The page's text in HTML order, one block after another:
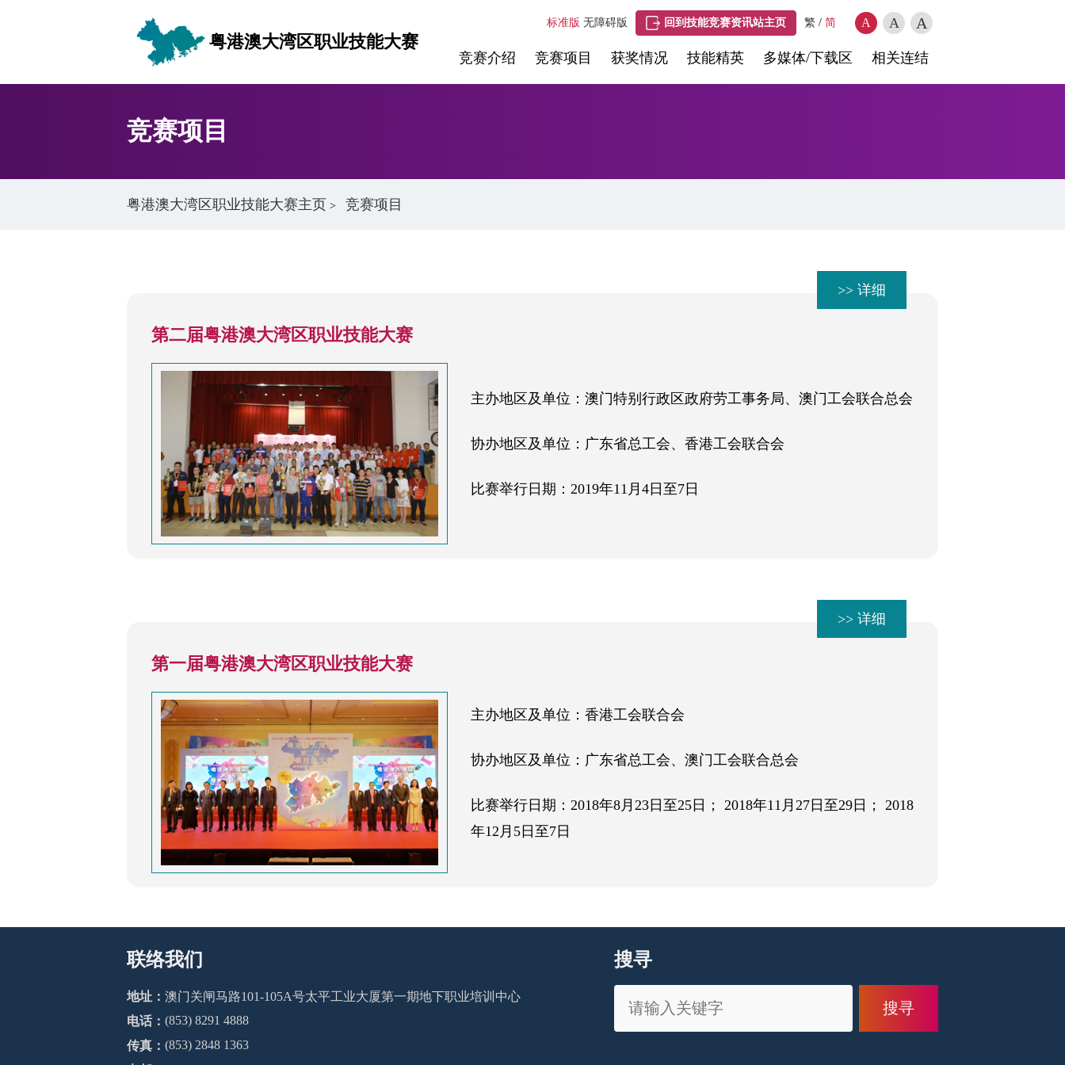
粤港澳大湾区职业技能大赛
标准版 无障碍版 回到技能竞赛资讯站主页 繁 / 简 A A A
竞赛介绍 竞赛项目 获奖情况 技能精英 多媒体/下载区 相关连结
竞赛项目
粤港澳大湾区职业技能大赛主页 > 竞赛项目
>> 详细
第二届粤港澳大湾区职业技能大赛
主办地区及单位：澳门特别行政区政府劳工事务局、澳门工会联合总会
协办地区及单位：广东省总工会、香港工会联合会
比赛举行日期：2019年11月4日至7日
>> 详细
第一届粤港澳大湾区职业技能大赛
主办地区及单位：香港工会联合会
协办地区及单位：广东省总工会、澳门工会联合总会
比赛举行日期：2018年8月23日至25日； 2018年11月27日至29日； 2018
年12月5日至7日
联络我们
地址： 澳门关闸马路101-105A号太平工业大厦第一期地下职业培训中心
电话： (853) 8291 4888
传真： (853) 2848 1363
搜寻
搜寻